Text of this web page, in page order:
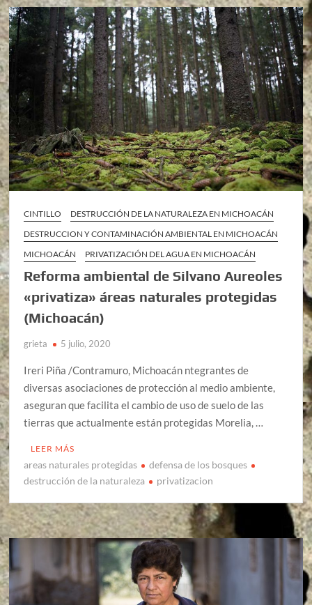
CINTILLO
DESTRUCCIÓN DE LA NATURALEZA EN MICHOACÁN
DESTRUCCION Y CONTAMINACIÓN AMBIENTAL EN MICHOACÁN
MICHOACÁN
PRIVATIZACIÓN DEL AGUA EN MICHOACÁN
Reforma ambiental de Silvano Aureoles
«privatiza» áreas naturales protegidas
(Michoacán)
grieta 5 julio, 2020
Ireri Piña /Contramuro, Michoacán ntegrantes de
diversas asociaciones de protección al medio ambiente,
aseguran que facilita el cambio de uso de suelo de las
tierras que actualmente están protegidas Morelia, …
LEER MÁS
areas naturales protegidas
defensa de los bosques
destrucción de la naturaleza
privatizacion